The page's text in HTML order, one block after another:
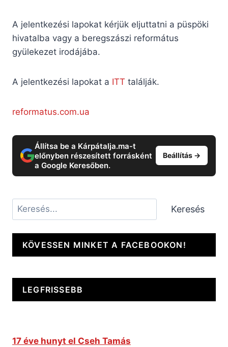
A jelentkezési lapokat kérjük eljuttatni a püspöki
hivatalba vagy a beregszászi református
gyülekezet irodájába.
A jelentkezési lapokat a ITT találják.
reformatus.com.ua
Állítsa be a Kárpátalja.ma-t
előnyben részesített forrásként
a Google Keresőben.
Beállítás →
Keresés Keresés
KÖVESSEN MINKET A FACEBOOKON!
LEGFRISSEBB
17 éve hunyt el Cseh Tamás